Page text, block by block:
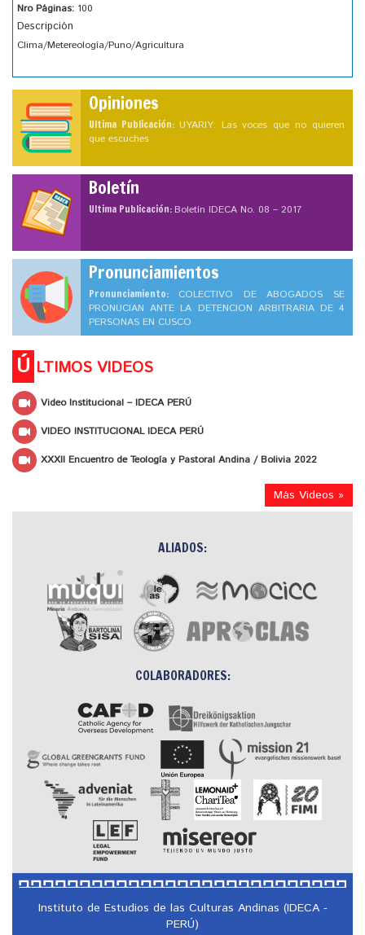
Nro Páginas: 100
Descripción
Clima/Metereología/Puno/Agricultura
Opiniones
Ultima Publicación: UYARIY: Las voces que no quieren
que escuches
Boletín
Ultima Publicación:Boletín IDECA No. 08 – 2017
Pronunciamientos
Pronunciamiento: COLECTIVO DE ABOGADOS SE
PRONUCIAN ANTE LA DETENCION ARBITRARIA DE 4
PERSONAS EN CUSCO
Ú LTIMOS VIDEOS
Video Institucional – IDECA PERÚ
VIDEO INSTITUCIONAL IDECA PERÚ
XXXII Encuentro de Teología y Pastoral Andina / Bolivia 2022
Más Videos »
ALIADOS:
COLABORADORES:
Instituto de Estudios de las Culturas Andinas (IDECA -
PERÚ)